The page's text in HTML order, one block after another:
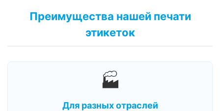
Преимущества нашей печати
этикеток
🏭
Для разных отраслей